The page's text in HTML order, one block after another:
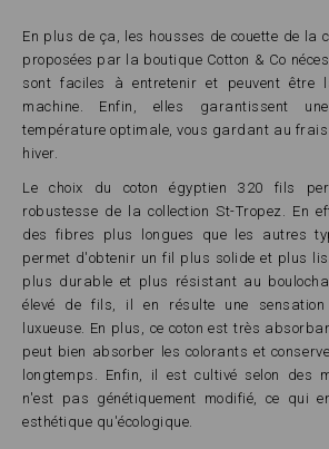
En plus de ça, les housses de couette de la
proposées par la boutique Cotton & Co
sont faciles à entretenir et peuvent être
machine. Enfin, elles garantissent
température optimale, vous gardant au frais
hiver.
Le choix du coton égyptien 320 fils
robustesse de la collection St-Tropez. En
des fibres plus longues que les autres
permet d'obtenir un fil plus solide et plus
plus durable et plus résistant au
élevé de fils, il en résulte une
luxueuse. En plus, ce coton est très
peut bien absorber les colorants et
longtemps. Enfin, il est cultivé selon des
n'est pas génétiquement modifié, ce qui
esthétique qu'écologique.